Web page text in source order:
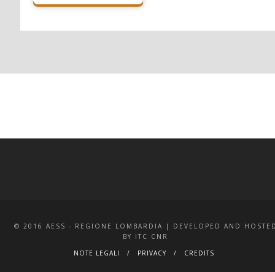
© 2016 AESS - REGIONE LOMBARDIA | DEVELOPED AND
BY ITC CNR
NOTE LEGALI
PRIVACY CREDITS